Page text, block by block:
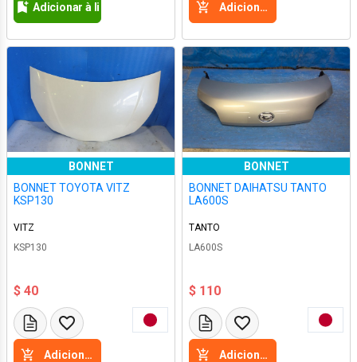
Adicionar à lista de desejos Adicione a cesta
BONNET
BONNET TOYOTA VITZ
KSP130
VITZ
KSP130
$ 40
Adicione a cesta
BONNET
BONNET DAIHATSU TANTO
LA600S
TANTO
LA600S
$ 110
Adicione a cesta